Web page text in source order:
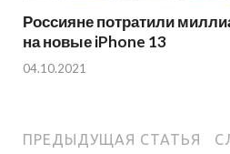
Россияне потратили
на новые iPhone 13
04.10.2021
ПРЕДЫДУЩАЯ СТАТЬЯ